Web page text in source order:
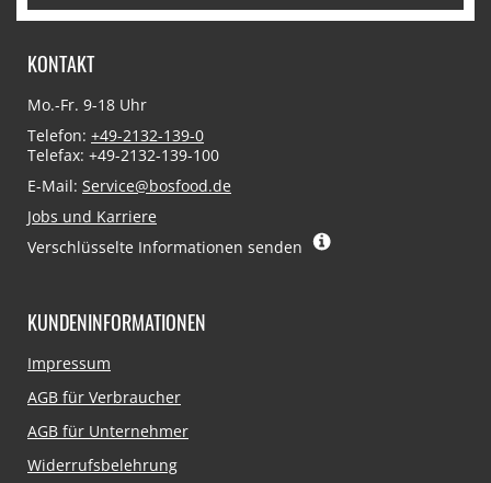
KONTAKT
Mo.-Fr. 9-18 Uhr
Telefon: +49-2132-139-0
Telefax: +49-2132-139-100
E-Mail: Service@bosfood.de
Jobs und Karriere
Verschlüsselte Informationen senden
KUNDENINFORMATIONEN
Navigation
Impressum
AGB für Verbraucher
AGB für Unternehmer
Widerrufsbelehrung